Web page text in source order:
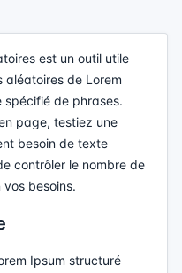
est un outil utile
de Lorem
spécifié de phrases.
page, testiez une
besoin de texte
contrôler le nombre de
besoins.
Ipsum structuré